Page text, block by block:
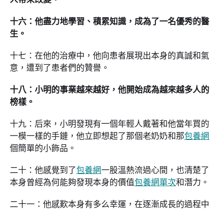
十六：他盡力地學習、積累知識，成為了一名優秀的醫
生。
十七：在他的治療中，他向患者展現出本身的真誠和氣
意，遭到了患者們的贊譽。
十八：小明的事業越來越好，他開始成為越來越多人的
榜樣。
十九：后來，小明發現有一個年輕人戴著和他當年買的
一模一樣的手鏈，他立即想起了那個老奶奶和那包養網
個簡單的小飾品。
二十：他感覺到了包養網一股溫熱流過心間，也清楚了
本身曾經為何能夠發現本身的價值包養網單次和潛力。
二十一：他感歎本身有多么幸運，在逐漸成長的過程中